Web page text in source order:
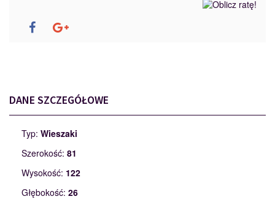
DANE SZCZEGÓŁOWE
Typ: Wieszaki
Szerokość: 81
Wysokość: 122
Głębokość: 26